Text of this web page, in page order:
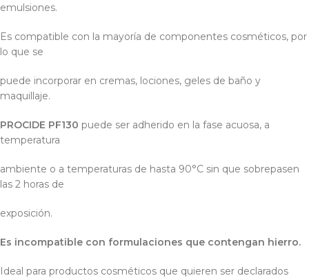
emulsiones.
Es compatible con la mayoría de componentes cosméticos, por
lo que se
puede incorporar en cremas, lociones, geles de baño y
maquillaje.
PROCIDE PF130 puede ser adherido en la fase acuosa, a
temperatura
ambiente o a temperaturas de hasta 90°C sin que sobrepasen
las 2 horas de
exposición.
Es incompatible con formulaciones que contengan hierro.
Ideal para productos cosméticos que quieren ser declarados